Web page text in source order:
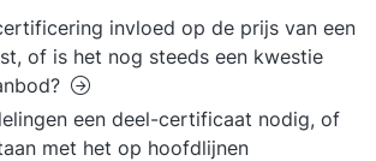
invloed op de prijs van een
of is het nog steeds een kwestie
een deel-certificaat nodig, of
met het op hoofdlijnen